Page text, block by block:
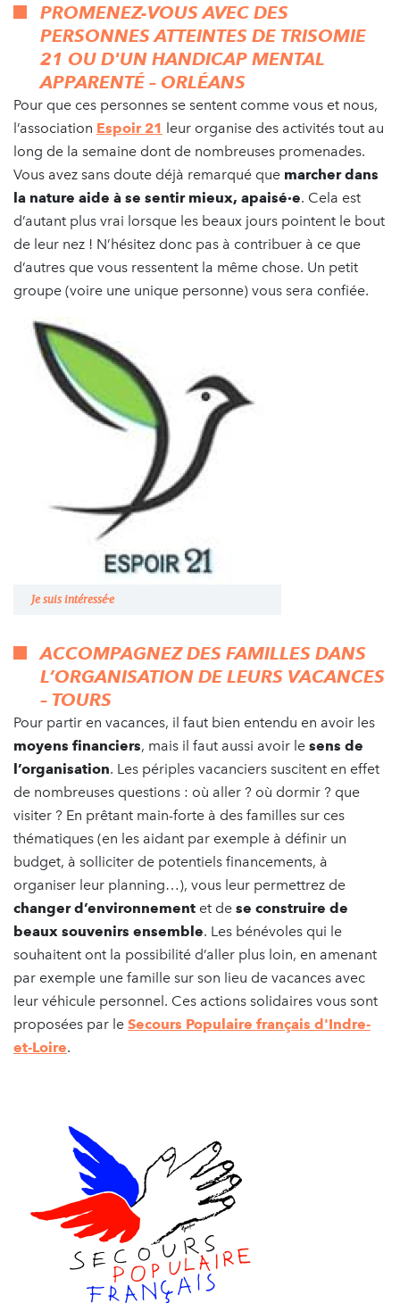
PROMENEZ-VOUS AVEC DES
PERSONNES ATTEINTES DE TRISOMIE
21 OU D'UN HANDICAP MENTAL
APPARENTÉ – ORLÉANS
Pour que ces personnes se sentent comme vous et nous,
l’association Espoir 21 leur organise des activités tout au
long de la semaine dont de nombreuses promenades.
Vous avez sans doute déjà remarqué que marcher dans
la nature aide à se sentir mieux, apaisé·e. Cela est
d’autant plus vrai lorsque les beaux jours pointent le bout
de leur nez ! N’hésitez donc pas à contribuer à ce que
d’autres que vous ressentent la même chose. Un petit
groupe (voire une unique personne) vous sera confiée.
Je suis intéressé·e
ACCOMPAGNEZ DES FAMILLES DANS
L’ORGANISATION DE LEURS VACANCES
– TOURS
Pour partir en vacances, il faut bien entendu en avoir les
moyens financiers, mais il faut aussi avoir le sens de
l’organisation. Les périples vacanciers suscitent en effet
de nombreuses questions : où aller ? où dormir ? que
visiter ? En prêtant main-forte à des familles sur ces
thématiques (en les aidant par exemple à définir un
budget, à solliciter de potentiels financements, à
organiser leur planning…), vous leur permettrez de
changer d’environnement et de se construire de
beaux souvenirs ensemble. Les bénévoles qui le
souhaitent ont la possibilité d’aller plus loin, en amenant
par exemple une famille sur son lieu de vacances avec
leur véhicule personnel. Ces actions solidaires vous sont
proposées par le Secours Populaire français d'Indre-
et-Loire.